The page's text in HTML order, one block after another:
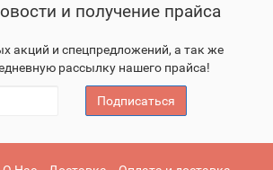
и получение прайса
акций и спецпредложений, а так же
рассылку нашего прайса!
Подписаться